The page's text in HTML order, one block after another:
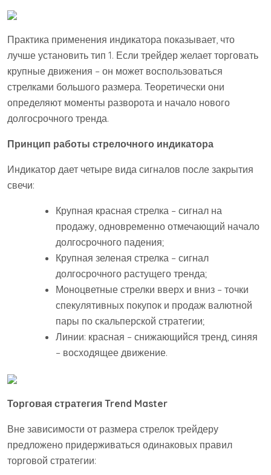
Практика применения индикатора показывает, что
лучше установить тип 1. Если трейдер желает торговать
крупные движения – он может воспользоваться
стрелками большого размера. Теоретически они
определяют моменты разворота и начало нового
долгосрочного тренда.
Принцип работы стрелочного индикатора
Индикатор дает четыре вида сигналов после закрытия
свечи:
Крупная красная стрелка – сигнал на
продажу, одновременно отмечающий начало
долгосрочного падения;
Крупная зеленая стрелка – сигнал
долгосрочного растущего тренда;
Моноцветные стрелки вверх и вниз – точки
спекулятивных покупок и продаж валютной
пары по скальперской стратегии;
Линии: красная – снижающийся тренд, синяя
– восходящее движение.
Торговая стратегия Trend Master
Вне зависимости от размера стрелок трейдеру
предложено придерживаться одинаковых правил
торговой стратегии: